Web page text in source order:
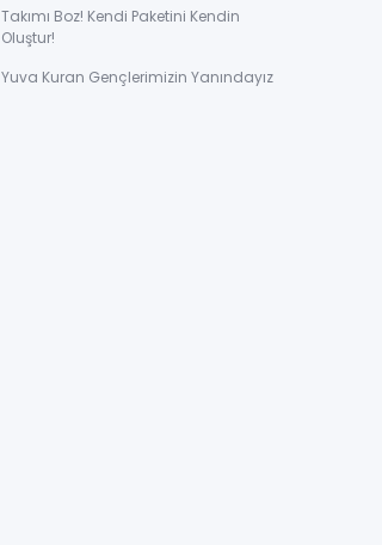
Takımı Boz! Kendi Paketini Kendin
Oluştur!
Yuva Kuran Gençlerimizin Yanındayız